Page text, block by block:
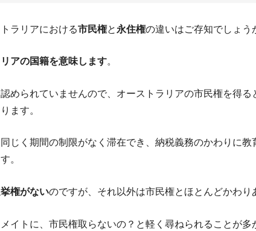
ラリアにおける市民権と 永住権の違いはご存知でしょう
アの国籍を意味します。
められていませんので、オーストラリアの市民権を得
ます。
じく期間の制限がなく滞在でき、納税義務のかわりに教
。
権がないのですが、それ以外は市民権とほとんどかわり
イトに、市民権取らないの？と軽く尋ねられることが多